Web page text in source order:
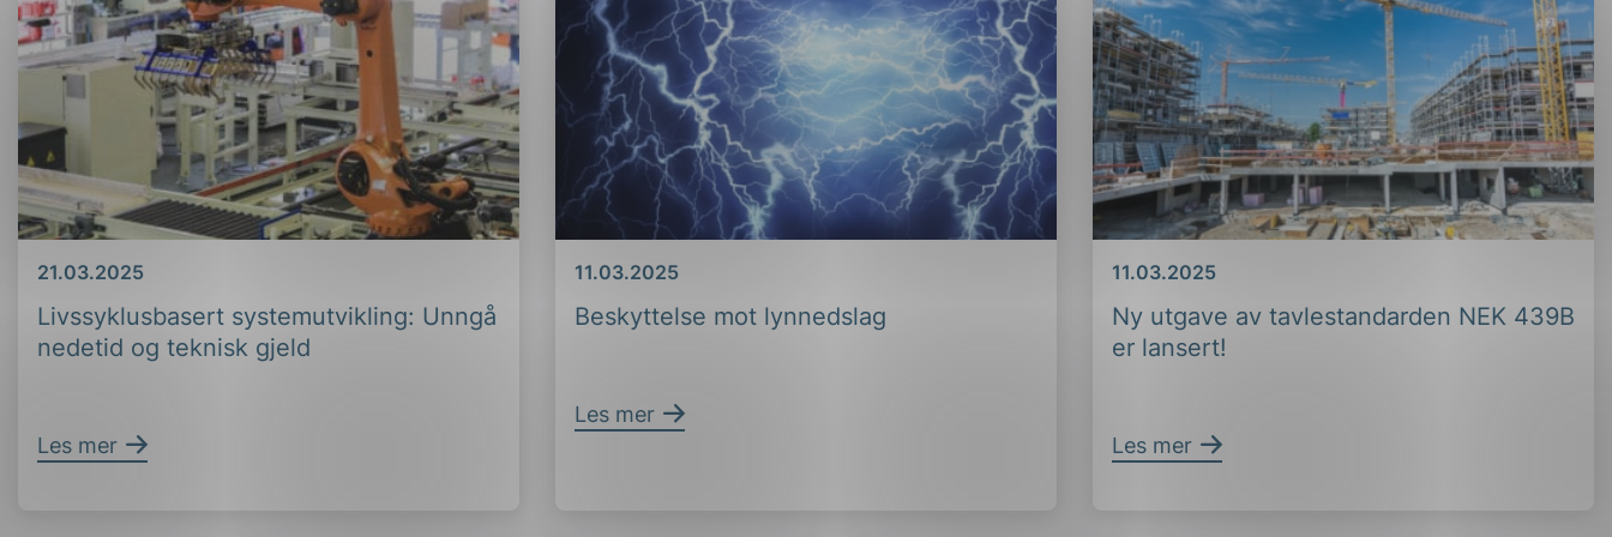
Livssyklusbasert systemutvikling: Unngå
nedetid og teknisk gjeld
Dato
21.03.2025
Les mer
Beskyttelse mot lynnedslag
Dato
11.03.2025
Les mer
Ny utgave av tavlestandarden NEK 439B
er lansert!
Dato
11.03.2025
Les mer